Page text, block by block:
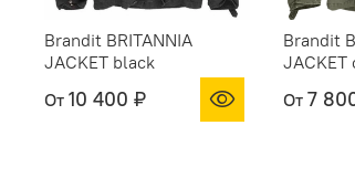
Brandit BRITANNIA
JACKET black
От 10 400 ₽
Brandit
JACKET
От 7